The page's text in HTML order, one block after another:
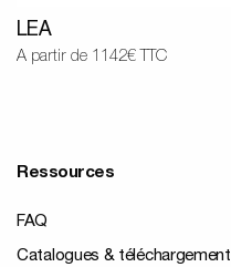
LEA
A partir de 1142€ TTC
Ressources
FAQ
Catalogues & téléchargement